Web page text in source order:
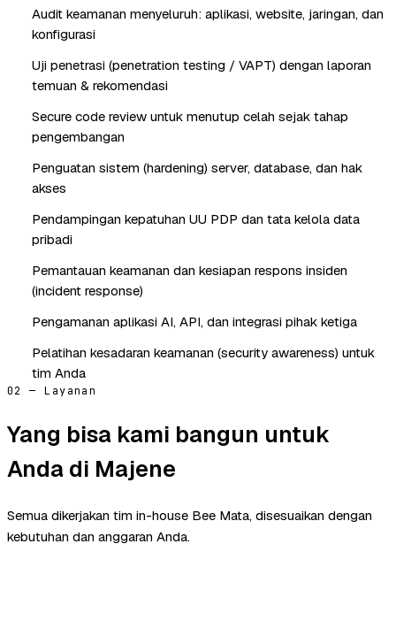
Audit keamanan menyeluruh: aplikasi, website, jaringan, dan
konfigurasi
Uji penetrasi (penetration testing / VAPT) dengan laporan
temuan & rekomendasi
Secure code review untuk menutup celah sejak tahap
pengembangan
Penguatan sistem (hardening) server, database, dan hak
akses
Pendampingan kepatuhan UU PDP dan tata kelola data
pribadi
Pemantauan keamanan dan kesiapan respons insiden
(incident response)
Pengamanan aplikasi AI, API, dan integrasi pihak ketiga
Pelatihan kesadaran keamanan (security awareness) untuk
tim Anda
02 — Layanan
Yang bisa kami bangun untuk
Anda di Majene
Semua dikerjakan tim in-house Bee Mata, disesuaikan dengan
kebutuhan dan anggaran Anda.